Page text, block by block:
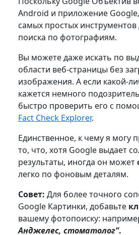
Android и приложение
самых простых инструментов
поиска по фотографиям.
Вы можете даже искать по
области веб-страницы без
изображения. А если какой-
кажется немного
быстро проверить его с
Fact Check Explorer.
Единственное, к чему я могу
то, что, хотя Google выдает
результаты, иногда он может
легко по фоновым деталям.
Совет: Для более точного
Google Картинки, добавьте
вашему фотопоиску:
Анджелес, стоматолог”.